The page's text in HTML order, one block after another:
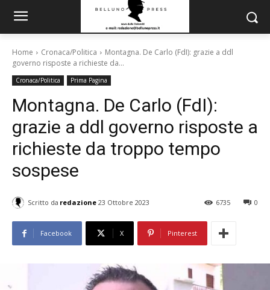
Home Cronaca/Politica
Montagna. De Carlo (FdI): grazie a ddl
governo risposte a richieste da...
Cronaca/Politica Prima Pagina
Montagna. De Carlo (FdI):
grazie a ddl governo risposte a
richieste da troppo tempo
sospese
Scritto da redazione 23 Ottobre 2023 0
6735
Facebook X Pinterest